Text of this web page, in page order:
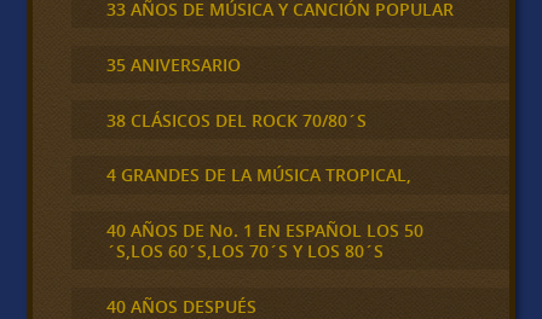
33 AÑOS DE MÚSICA Y CANCIÓN POPULAR
35 ANIVERSARIO
38 CLÁSICOS DEL ROCK 70/80´S
4 GRANDES DE LA MÚSICA TROPICAL,
40 AÑOS DE No. 1 EN ESPAÑOL LOS 50
´S,LOS 60´S,LOS 70´S Y LOS 80´S
40 AÑOS DESPUÉS